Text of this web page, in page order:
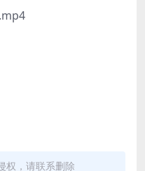
权，请联系删除